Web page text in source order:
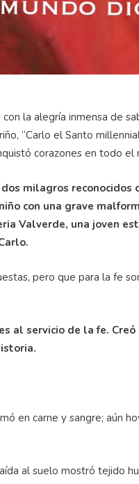
la alegría inmensa de
“Carlo el Santo
corazones en todo el
milagros
con una grave
Valverde, una joven
pero que para la fe
al servicio de la fe.
en carne y sangre; aún
al suelo mostró tejido